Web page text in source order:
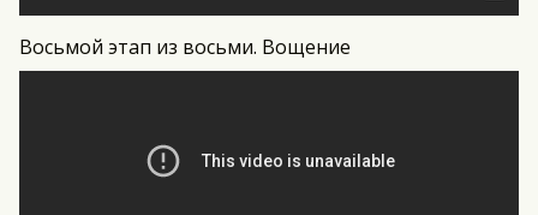
Восьмой этап из восьми. Вощение